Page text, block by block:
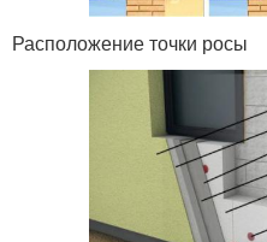
Расположение точки росы